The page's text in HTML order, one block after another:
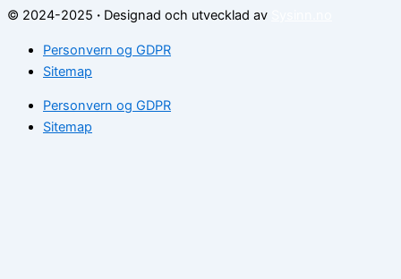
© 2024-2025 · Designad och utvecklad av
Personvern og GDPR
Sitemap
Personvern og GDPR
Sitemap